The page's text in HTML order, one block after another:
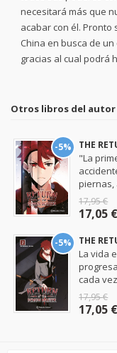
necesitará más que
acabar con él.
China en busca de
gracias al cual podrá
Otros libros del autor
-5% THE
"La
piernas,
17,95 €
17,05 €
-5% THE
La vida
cada
17,95 €
17,05 €